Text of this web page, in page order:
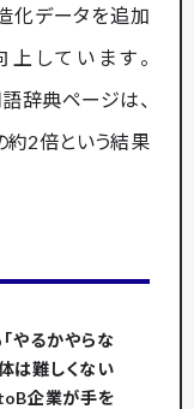
化データを追加
しています。
辞典ページは、
2倍という結果
やるかやらな
は難しくない
企業が手を